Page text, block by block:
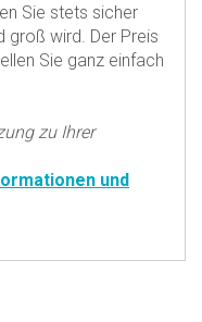
Sie stets sicher
groß wird. Der Preis
Sie ganz einfach
zu Ihrer
und